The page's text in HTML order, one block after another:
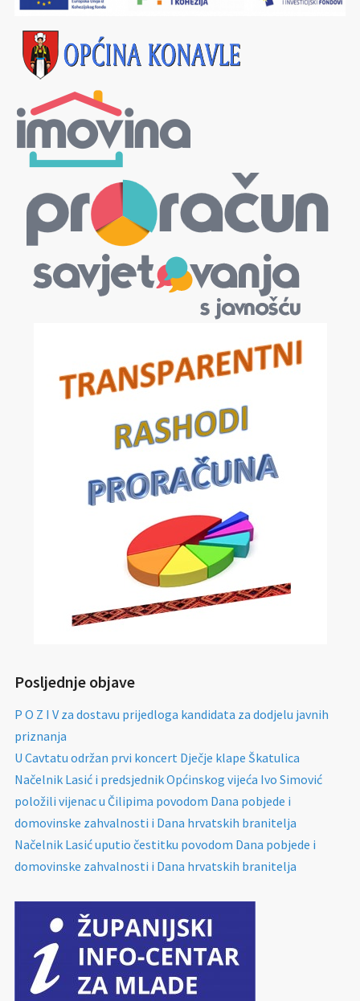
Posljednje objave
P O Z I V za dostavu prijedloga kandidata za dodjelu javnih
priznanja
U Cavtatu održan prvi koncert Dječje klape Škatulica
Načelnik Lasić i predsjednik Općinskog vijeća Ivo Simović
položili vijenac u Čilipima povodom Dana pobjede i
domovinske zahvalnosti i Dana hrvatskih branitelja
Načelnik Lasić uputio čestitku povodom Dana pobjede i
domovinske zahvalnosti i Dana hrvatskih branitelja